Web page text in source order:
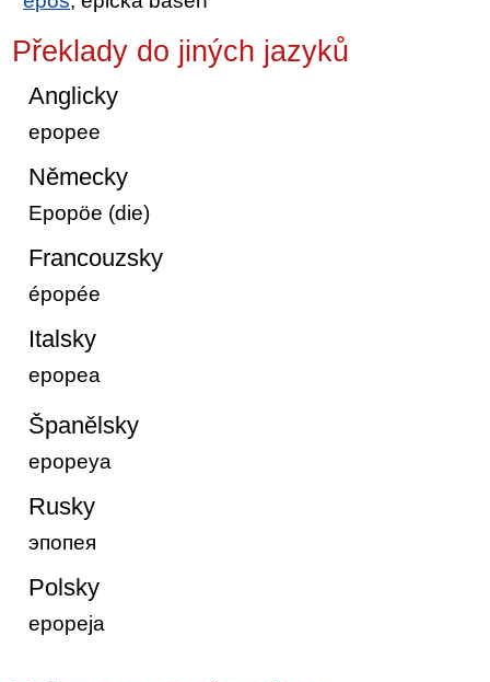
Překlady do jiných jazyků
Anglicky
epopee
Německy
Epopöe (die)
Francouzsky
épopée
Italsky
epopea
Španělsky
epopeya
Rusky
эпопея
Polsky
epopeja